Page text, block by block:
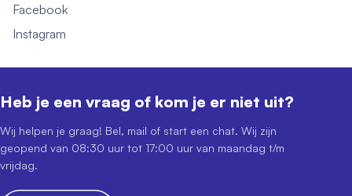
Facebook
Instagram
Heb je een vraag of kom je er niet uit?
Wij helpen je graag! Bel, mail of start een chat. Wij zijn
geopend van 08:30 uur tot 17:00 uur van maandag t/m
vrijdag.